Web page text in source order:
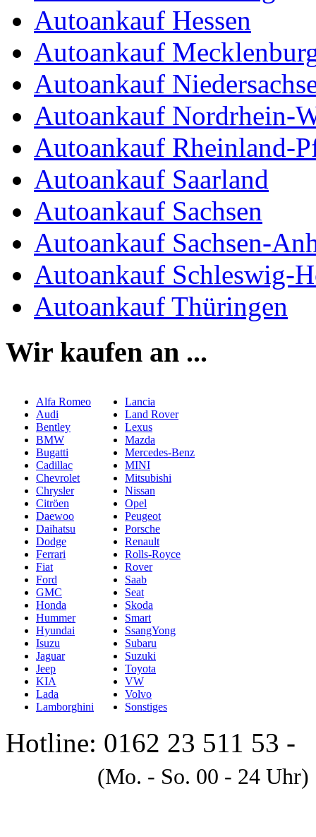
Autoankauf Hessen
Autoankauf
Autoankauf
Autoankauf Nordrhein-
Autoankauf Rheinland-
Autoankauf Saarland
Autoankauf Sachsen
Autoankauf Sachsen-
Autoankauf Schleswig-
Autoankauf Thüringen
Wir kaufen an ...
Alfa Romeo
Audi
Bentley
BMW
Bugatti
Cadillac
Chevrolet
Chrysler
Citröen
Daewoo
Daihatsu
Dodge
Ferrari
Fiat
Ford
GMC
Honda
Hummer
Hyundai
Isuzu
Jaguar
Jeep
KIA
Lada
Lamborghini
Lancia
Land Rover
Lexus
Mazda
Mercedes-Benz
MINI
Mitsubishi
Nissan
Opel
Peugeot
Porsche
Renault
Rolls-Royce
Rover
Saab
Seat
Skoda
Smart
SsangYong
Subaru
Suzuki
Toyota
VW
Volvo
Sonstiges
Hotline: 0162 23 511 53 -
(Mo. - So. 00 - 24 Uhr)